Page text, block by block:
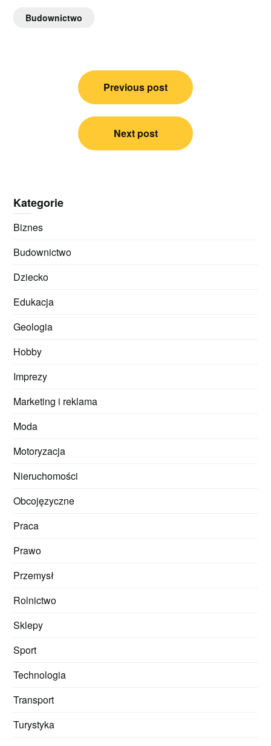
Budownictwo
Nawigacja
Previous post
Next post
Kategorie
Biznes
Budownictwo
Dziecko
Edukacja
Geologia
Hobby
Imprezy
Marketing i reklama
Moda
Motoryzacja
Nieruchomości
Obcojęzyczne
Praca
Prawo
Przemysł
Rolnictwo
Sklepy
Sport
Technologia
Transport
Turystyka